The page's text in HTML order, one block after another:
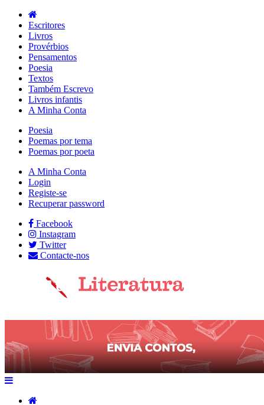
Escritores
Livros
Provérbios
Pensamentos
Poesia
Textos
Também Escrevo
Livros infantis
A Minha Conta
Poesia
Poemas por tema
Poemas por poeta
A Minha Conta
Login
Registe-se
Recuperar password
Facebook
Instagram
Twitter
Contacte-nos